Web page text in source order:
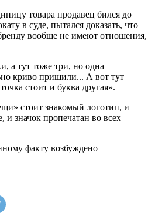
товара продавец бился до
в суде, пытался доказать, что
вообще не имеют отношения,
а тут тоже три, но одна
криво пришили... А вот тут
стоит и буква другая».
стоит знакомый логотип, и
значок пропечатан во всех
факту возбуждено